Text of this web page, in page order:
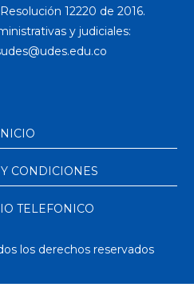
12220 de 2016.
y judiciales:
CONDICIONES
TELEFONICO
los derechos reservados